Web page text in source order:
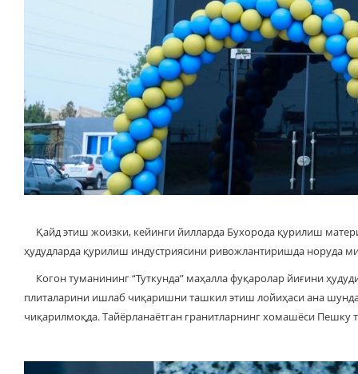
Қайд этиш жоизки, кейинги йилларда Бухорода қурилиш
ҳудудларда қурилиш индустриясини ривожлантиришда норуда
Когон туманининг “Туткунда” маҳалла фуқаролар йиғини
плиталарини ишлаб чиқаришни ташкил этиш лойиҳаси ана
чиқарилмоқда. Тайёрланаётган гранитларнинг хомашёси